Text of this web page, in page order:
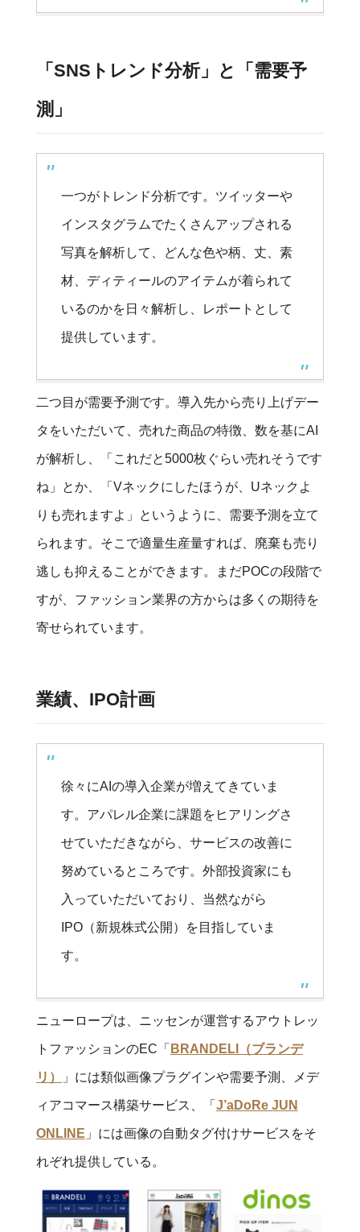
「SNSトレンド分析」と「需要予
測」
一つがトレンド分析です。ツイッターや
インスタグラムでたくさんアップされる
写真を解析して、どんな色や柄、丈、素
材、ディティールのアイテムが着られて
いるのかを日々解析し、レポートとして
提供しています。
二つ目が需要予測です。導入先から売り上げデー
タをいただいて、売れた商品の特徴、数を基にAI
が解析し、「これだと5000枚ぐらい売れそうです
ね」とか、「Vネックにしたほうが、Uネックよ
りも売れますよ」というように、需要予測を立て
られます。そこで適量生産量すれば、廃棄も売り
逃しも抑えることができます。まだPOCの段階で
すが、ファッション業界の方からは多くの期待を
寄せられています。
業績、IPO計画
徐々にAIの導入企業が増えてきていま
す。アパレル企業に課題をヒアリングさ
せていただきながら、サービスの改善に
努めているところです。外部投資家にも
入っていただいており、当然ながら
IPO（新規株式公開）を目指していま
す。
ニューロープは、ニッセンが運営するアウトレッ
トファッションのEC「 BRANDELI（ブランデ
リ） 」には類似画像プラグインや需要予測、メデ
ィアコマース構築サービス、「 J’aDoRe JUN
ONLINE 」には画像の自動タグ付けサービスをそ
れぞれ提供している。